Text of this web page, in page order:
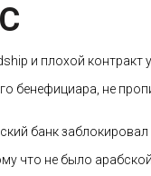
и плохой контракт
бенефициара, не
банк
что не было